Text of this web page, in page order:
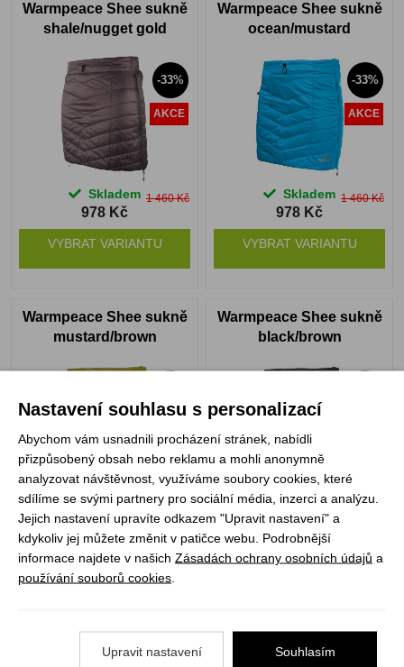
Warmpeace Shee sukně
shale/nugget gold
-33%
AKCE
Skladem 1 460 Kč
978 Kč
VYBRAT VARIANTU
Warmpeace Shee sukně
ocean/mustard
-33%
AKCE
Skladem 1 460 Kč
978 Kč
VYBRAT VARIANTU
Warmpeace Shee sukně
mustard/brown
Skladem 1 460 Kč
978 Kč
VYBRAT VARIANTU
Warmpeace Shee sukně
black/brown
Skladem 1 460 Kč
978 Kč
VYBRAT VARIANTU
Nastavení souhlasu s personalizací
Abychom vám usnadnili procházení stránek, nabídli
přizpůsobený obsah nebo reklamu a mohli anonymně
analyzovat návštěvnost, využíváme soubory cookies, které
sdílíme se svými partnery pro sociální média, inzerci a analýzu.
Jejich nastavení upravíte odkazem "Upravit nastavení" a
kdykoliv jej můžete změnit v patičce webu. Podrobnější
informace najdete v našich Zásadách ochrany osobních údajů a
používání souborů cookies
Upravit nastavení Souhlasím